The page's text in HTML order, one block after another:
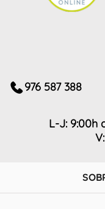
976 587 388
L-J: 9:00h